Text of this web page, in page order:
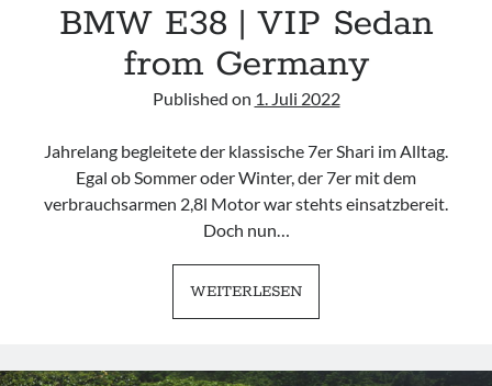
BMW E38 | VIP Sedan
from Germany
Published on 1. Juli 2022
Jahrelang begleitete der klassische 7er Shari im Alltag.
Egal ob Sommer oder Winter, der 7er mit dem
verbrauchsarmen 2,8l Motor war stehts einsatzbereit.
Doch nun…
WEITERLESENBMW
E38
VIP